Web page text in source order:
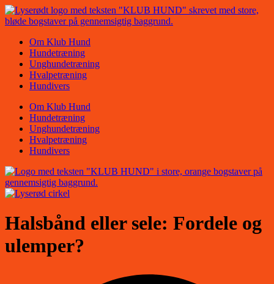
Videre
til
Om Klub Hund
Hundetræning
Unghundetræning
Hvalpetræning
Hundivers
Om Klub Hund
Hundetræning
Unghundetræning
Hvalpetræning
Hundivers
Halsbånd eller sele: Fordele og
ulemper?